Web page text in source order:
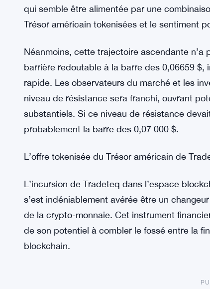
qui semble être alimentée par une
Trésor américain tokenisées et le sentiment
Néanmoins, cette trajectoire ascendante
barrière redoutable à la barre des 0,06659
rapide. Les observateurs du marché et les
niveau de résistance sera franchi, ouvrant
substantiels. Si ce niveau de résistance
probablement la barre des 0,07 000 $.
L’offre tokenisée du Trésor américain de
L’incursion de Tradeteq dans l’espace
s’est indéniablement avérée être un
de la crypto-monnaie. Cet instrument
de son potentiel à combler le fossé entre la
blockchain.